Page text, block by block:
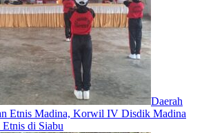
Daerah
Etnis Madina, Korwil IV Disdik Madina
di Siabu